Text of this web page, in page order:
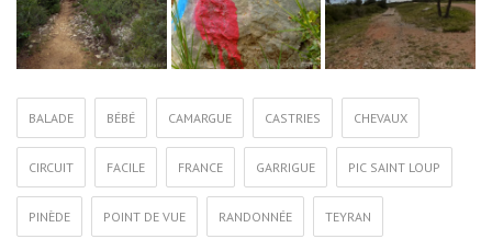
BALADE BÉBÉ CAMARGUE CASTRIES CHEVAUX
CIRCUIT FACILE FRANCE GARRIGUE PIC SAINT LOUP
PINÈDE POINT DE VUE RANDONNÉE TEYRAN